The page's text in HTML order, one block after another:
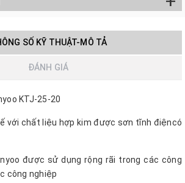
SỐ KỸ THUẬT-MÔ TẢ
ĐÁNH GIÁ
KTJ-25-20
với chất liệu hợp kim được sơn tĩnh điệncó
được sử dụng rộng rãi trong các công
công nghiệp